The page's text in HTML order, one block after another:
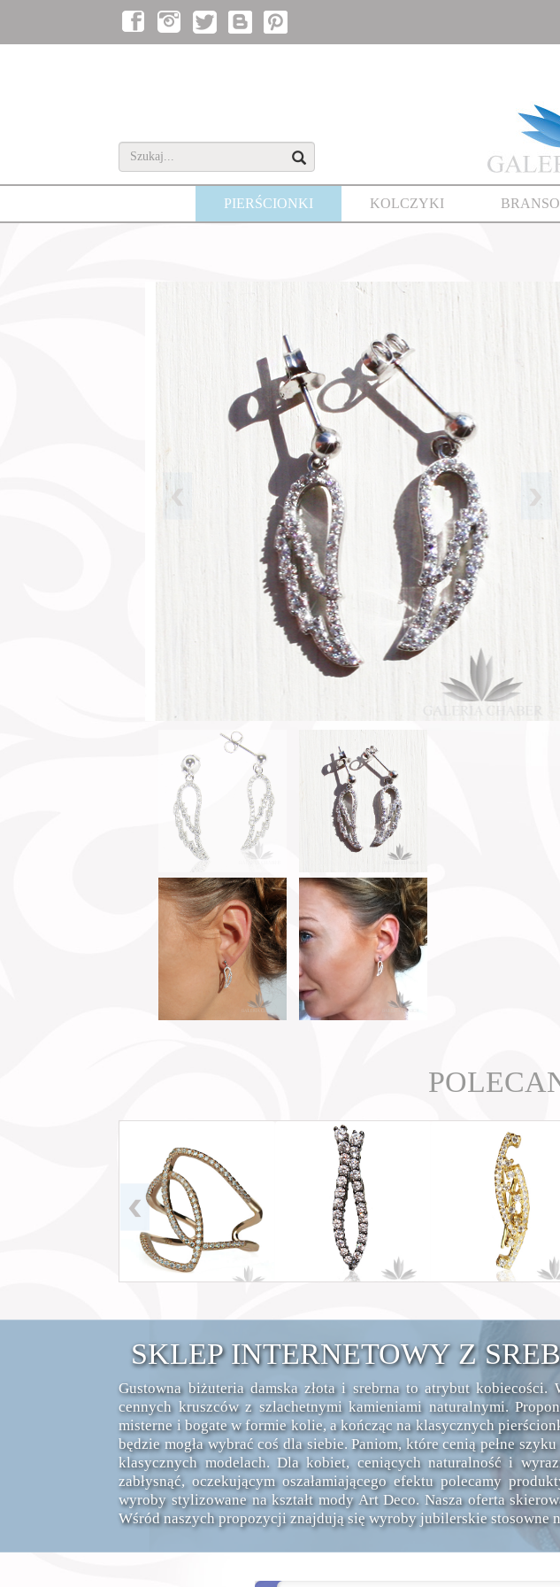
PIERŚCIONKI KOLCZYKI
SKLEP INTERNETOWY Z
Gustowna biżuteria damska złota i srebrna to atrybut
cennych kruszców z szlachetnymi kamieniami naturalnymi.
misterne i bogate w formie kolie, a kończąc na klasycznych
będzie mogła wybrać coś dla siebie. Paniom, które cenią pełne
klasycznych modelach. Dla kobiet, ceniących naturalność i
zabłysnąć, oczekującym oszałamiającego efektu polecamy
wyroby stylizowane na kształt mody Art Deco. Nasza oferta
Wśród naszych propozycji znajdują się wyroby jubilerskie stosowne